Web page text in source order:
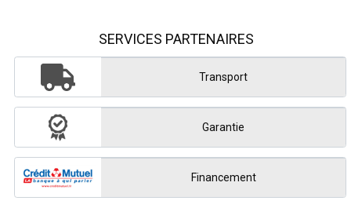
SERVICES PARTENAIRES
Transport
Garantie
Financement